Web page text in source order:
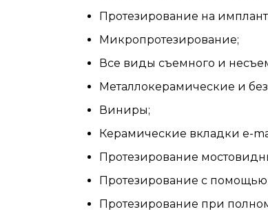
Протезирование на
Микропротезирование;
Все виды съемного и
Металлокерамические и
Виниры;
Керамические вкладки e-
Протезирование
Протезирование с помощью
Протезирование при